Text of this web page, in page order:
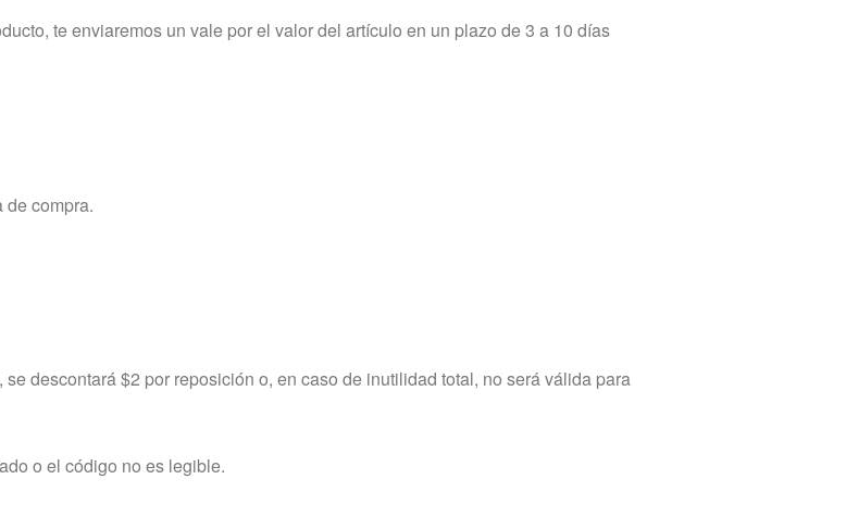
te enviaremos un vale por el valor del artículo en un plazo de 3 a 10 días
de compra.
descontará $2 por reposición o, en caso de inutilidad total, no será válida para
o el código no es legible.